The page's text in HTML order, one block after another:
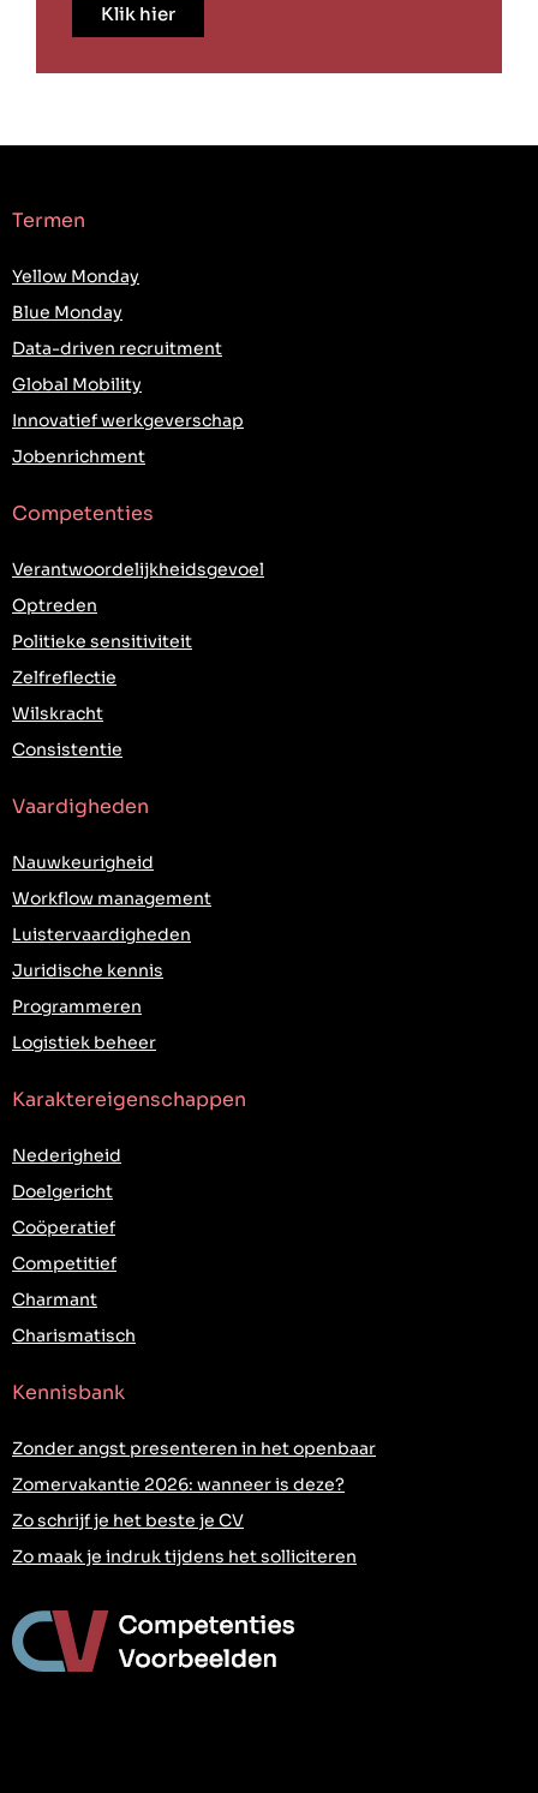
Klik hier
Termen
Yellow Monday
Blue Monday
Data-driven recruitment
Global Mobility
Innovatief werkgeverschap
Jobenrichment
Competenties
Verantwoordelijkheidsgevoel
Optreden
Politieke sensitiviteit
Zelfreflectie
Wilskracht
Consistentie
Vaardigheden
Nauwkeurigheid
Workflow management
Luistervaardigheden
Juridische kennis
Programmeren
Logistiek beheer
Karaktereigenschappen
Nederigheid
Doelgericht
Coöperatief
Competitief
Charmant
Charismatisch
Kennisbank
Zonder angst presenteren in het openbaar
Zomervakantie 2026: wanneer is deze?
Zo schrijf je het beste je CV
Zo maak je indruk tijdens het solliciteren